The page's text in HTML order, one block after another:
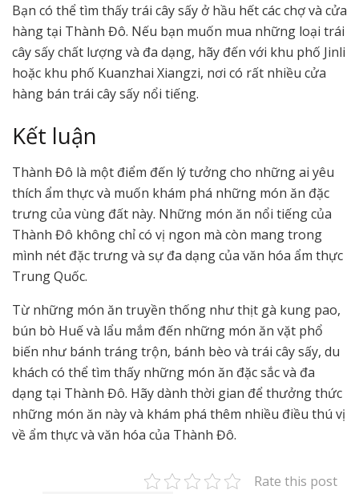
Bạn có thể tìm thấy trái cây sấy ở hầu hết các chợ và cửa
hàng tại Thành Đô. Nếu bạn muốn mua những loại trái
cây sấy chất lượng và đa dạng, hãy đến với khu phố Jinli
hoặc khu phố Kuanzhai Xiangzi, nơi có rất nhiều cửa
hàng bán trái cây sấy nổi tiếng.
Kết luận
Thành Đô là một điểm đến lý tưởng cho những ai yêu
thích ẩm thực và muốn khám phá những món ăn đặc
trưng của vùng đất này. Những món ăn nổi tiếng của
Thành Đô không chỉ có vị ngon mà còn mang trong
mình nét đặc trưng và sự đa dạng của văn hóa ẩm thực
Trung Quốc.
Từ những món ăn truyền thống như thịt gà kung pao,
bún bò Huế và lẩu mắm đến những món ăn vặt phổ
biến như bánh tráng trộn, bánh bèo và trái cây sấy, du
khách có thể tìm thấy những món ăn đặc sắc và đa
dạng tại Thành Đô. Hãy dành thời gian để thưởng thức
những món ăn này và khám phá thêm nhiều điều thú vị
về ẩm thực và văn hóa của Thành Đô.
Rate this post